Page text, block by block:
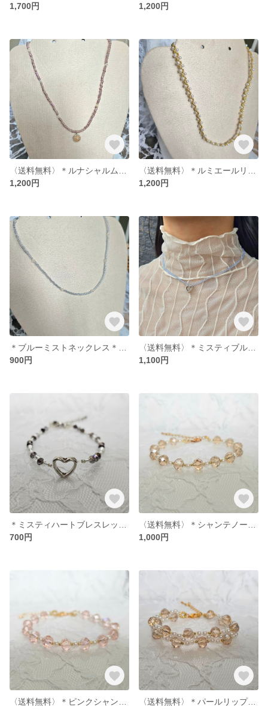
1,700円 1,200円
1,200円
1,200円
900円
1,100円
700円
1,000円
〈送料無料〉＊パールリップルブレスレット＊(パール/シャンパン/ゴールド)